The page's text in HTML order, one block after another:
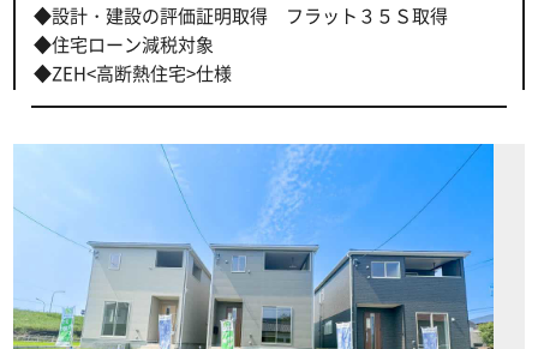
◆設計・建設の評価証明取得 フラット３５Ｓ取得
◆住宅ローン減税対象
◆ZEH<高断熱住宅>仕様